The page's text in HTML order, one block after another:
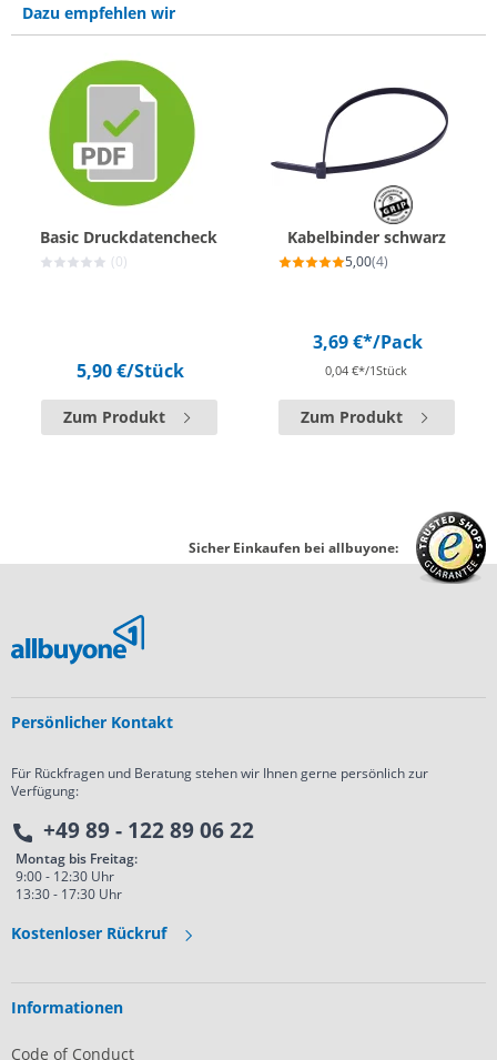
Dazu empfehlen wir
Basic Druckdatencheck
(0)
5,90 €/Stück
Zum Produkt
Kabelbinder schwarz
5,00(4)
3,69 €*/Pack
0,04 €*/1Stück
Zum Produkt
Sicher Einkaufen bei allbuyone:
Persönlicher Kontakt
Für Rückfragen und Beratung stehen wir Ihnen gerne persönlich zur
Verfügung:
+49 89 - 122 89 06 22
Montag bis Freitag:
9:00 - 12:30 Uhr
13:30 - 17:30 Uhr
Kostenloser Rückruf
Informationen
Code of Conduct